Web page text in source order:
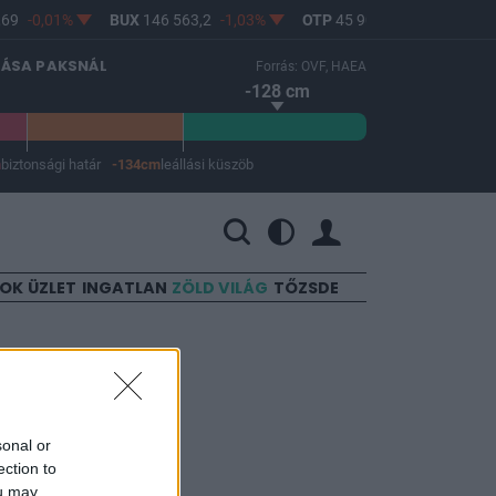
or
to
may
-0,01% BUX146 563,2 -1,03% OTP 45 900
PAKSNÁL Forrás: OVF, HAEA
-128 cm
biztonsági határ -134cm leállási küszöb
ÜZLET INGATLAN ZÖLD VILÁG TŐZSDE